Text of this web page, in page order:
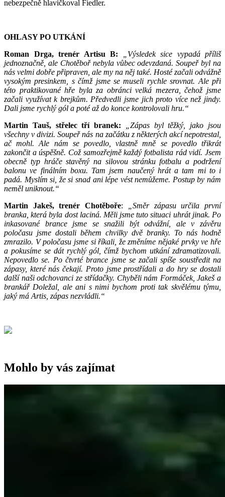
nebezpečně hlavičkoval Fiedler.
OHLASY PO UTKÁNÍ
Roman Drga, trenér Artisu B:
„Výsledek sice vypadá příliš
jednoznačně, ale Chotěboř nebyla vůbec odevzdaná. Soupeř byl na
nás velmi dobře připraven, ale my na něj také. Hosté začali odvážně
vysokým presinkem, s čímž jsme se museli rychle srovnat. Ale při
této praktikované hře byla za obránci velká mezera, čehož jsme
začali využívat k brejkům. Předvedli jsme jich proto více než jindy.
Dali jsme rychlý gól a poté až do konce kontrolovali hru.“
Martin Tauš, střelec tří branek:
„Zápas byl těžký, jako jsou
všechny v divizi. Soupeř nás na začátku z některých akcí nepotrestal,
ač mohl. Ale nám se povedlo, vlastně mně se povedlo třikrát
zakončit a úspěšně. Což samozřejmě každý fotbalista rád vidí. Jsem
obecně typ hráče stavěný na silovou stránku fotbalu a podržení
balonu ve finálním boxu. Tam jsem naučený hrát a tam mi to i
padá. Myslím si, že si snad ani lépe vést nemůžeme. Postup by nám
neměl uniknout.“
Martin Jakeš, trenér Chotěboře:
„Směr zápasu určila první
branka, která byla dost laciná. Měli jsme tuto situaci uhrát jinak. Po
inkasované brance jsme se snažili být odvážní, ale v závěru
poločasu jsme dostali během chvilky dvě branky. To nás hodně
zmrazilo. V poločasu jsme si říkali, že změníme nějaké prvky ve hře
a pokusíme se dát rychlý gól, čímž bychom utkání zdramatizovali.
Nepovedlo se. Po čtvrté brance jsme se začali spíše soustředit na
zápasy, které nás čekají. Proto jsme prostřídali a do hry se dostali
další naši odchovanci ze střídačky. Chyběli nám Formáček, Jakeš a
brankář Doležal, ale ani s nimi bychom proti tak skvělému týmu,
jaký má Artis, zápas nezvládli.“
Mohlo by vás zajímat